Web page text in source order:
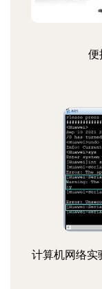
便
计算机网络实